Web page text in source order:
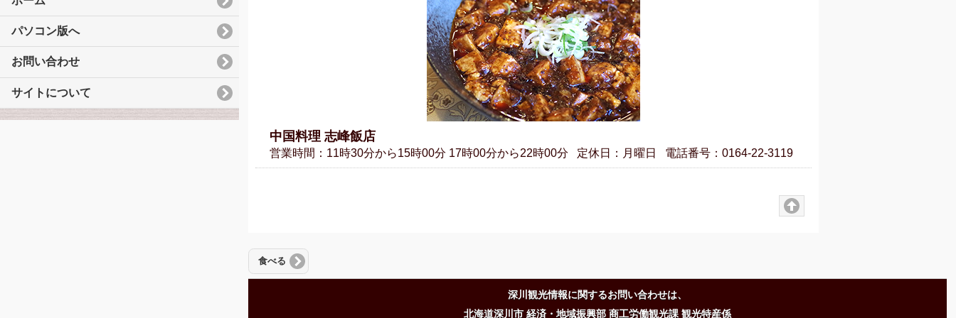
中国料理 志峰飯店
営業時間：11時30分から15時00分 17時00分から22時00分 定休日：月曜日 電話番号：0164-22-3119
食べる
深川観光情報に関するお問い合わせは、
北海道深川市 経済・地域振興部 商工労働観光課 観光特産係
パソコン版へ
お問い合わせ
サイトについて